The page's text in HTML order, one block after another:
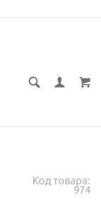
Код товара:
974